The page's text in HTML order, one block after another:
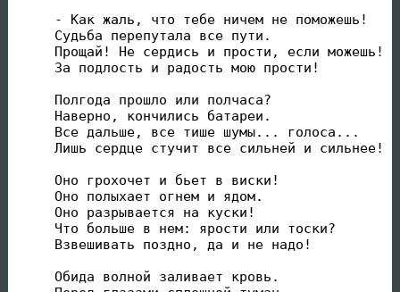
- Как жаль, что тебе ничем не поможешь!
Судьба перепутала все пути.
Прощай! Не сердись и прости, если можешь!
За подлость и радость мою прости!
Полгода прошло или полчаса?
Наверно, кончились батареи.
Все дальше, все тише шумы... голоса...
Лишь сердце стучит все сильней и сильнее!
Оно грохочет и бьет в виски!
Оно полыхает огнем и ядом.
Оно разрывается на куски!
Что больше в нем: ярости или тоски?
Взвешивать поздно, да и не надо!
Обида волной заливает кровь.